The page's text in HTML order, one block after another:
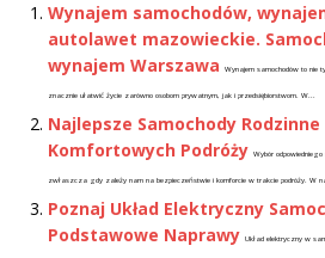
Wynajem samochodów,
autolawet mazowieckie.
wynajem Warszawa
Wynajem samochodów to nie
znacznie ułatwić życie zarówno osobom prywatnym, jak i przedsiębiorstwom. W...
Najlepsze Samochody
Komfortowych Podróży Wybór
zwłaszcza gdy zależy nam na bezpieczeństwie i komforcie w trakcie podróży. W
Poznaj Układ Elektryczny
Podstawowe Naprawy Układ elektryczny w